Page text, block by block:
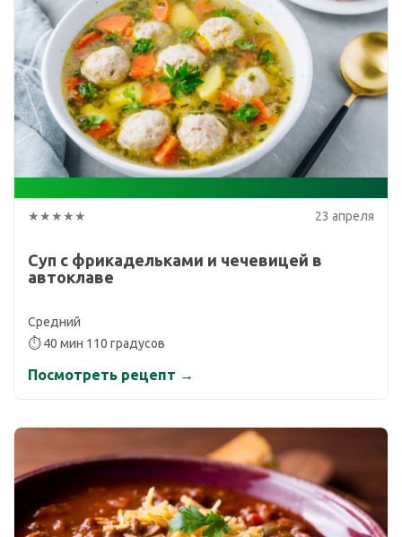
★★★★★ 23 апреля
Суп с фрикадельками и чечевицей в
автоклаве
Средний
⏱ 40 мин 110 градусов
Посмотреть рецепт →